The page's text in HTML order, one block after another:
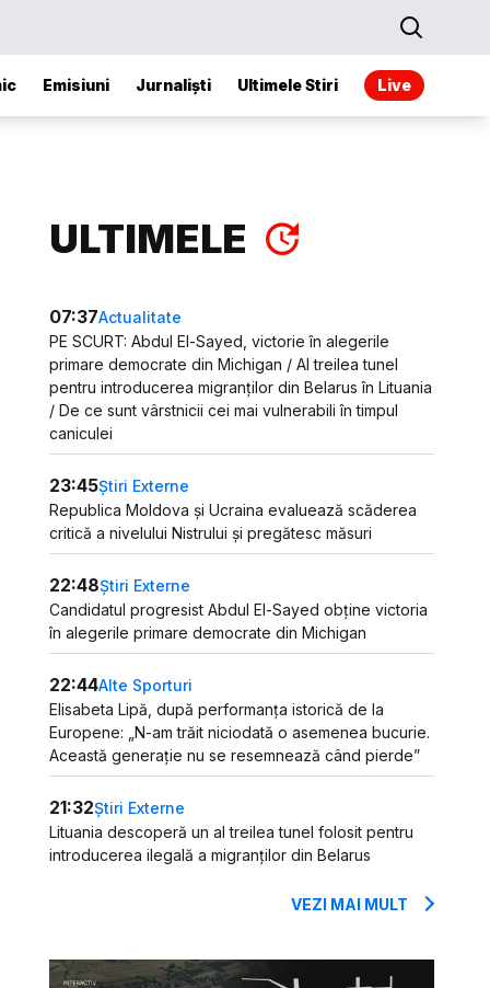
Emisiuni Jurnaliști Ultimele Stiri Live
ULTIMELE
07:37Actualitate
PE SCURT: Abdul El-Sayed, victorie în alegerile
primare democrate din Michigan / Al treilea tunel
pentru introducerea migranților din Belarus în Lituania
/ De ce sunt vârstnicii cei mai vulnerabili în timpul
caniculei
23:45Știri Externe
Republica Moldova și Ucraina evaluează scăderea
critică a nivelului Nistrului și pregătesc măsuri
22:48Știri Externe
Candidatul progresist Abdul El-Sayed obține victoria
în alegerile primare democrate din Michigan
22:44Alte Sporturi
Elisabeta Lipă, după performanța istorică de la
Europene: „N-am trăit niciodată o asemenea bucurie.
Această generație nu se resemnează când pierde”
21:32Știri Externe
Lituania descoperă un al treilea tunel folosit pentru
introducerea ilegală a migranților din Belarus
VEZI MAI MULT